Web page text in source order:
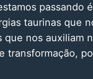
passando
taurinas que
nos auxiliam
transformação,